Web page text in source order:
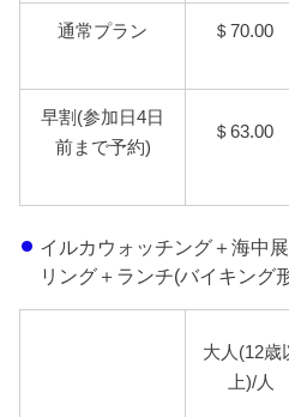
通常プラン ＄70.00
早割(参加日4日
前まで予約)
＄63.00
イルカウォッチング＋海中
リング＋ランチ(バイキング
大人(12歳
上)/人